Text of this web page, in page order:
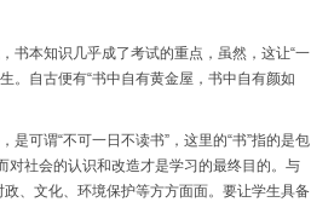
书本知识几乎成了考试的重点，虽然，这让“一
。自古便有“书中自有黄金屋，书中自有颜如
可谓“不可一日不读书”，这里的“书”指的是包
对社会的认识和改造才是学习的最终目的。与
、文化、环境保护等方方面面。要让学生具备